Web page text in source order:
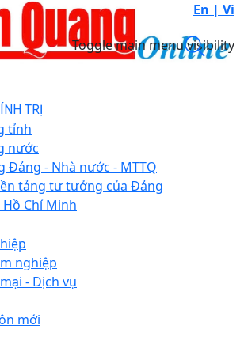
En | Vi
Toggle main menu visibility
TRỊ
tỉnh
nước
Đảng - Nhà nước - MTTQ
tảng tư tưởng của Đảng
Chí Minh
nghiệp
- Dịch vụ
mới